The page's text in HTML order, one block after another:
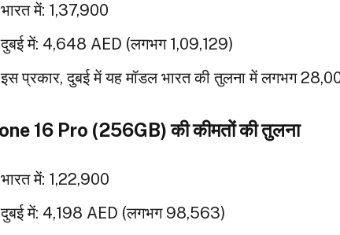
भारत में: ₹1,37,900
दुबई में: 4,648 AED (लगभग ₹1,09,129)
इस प्रकार, दुबई में यह मॉडल भारत की तुलना में लगभग
16 Pro (256GB) की कीमतों की तुलना
भारत में: ₹1,22,900
दुबई में: 4,198 AED (लगभग ₹98,563)